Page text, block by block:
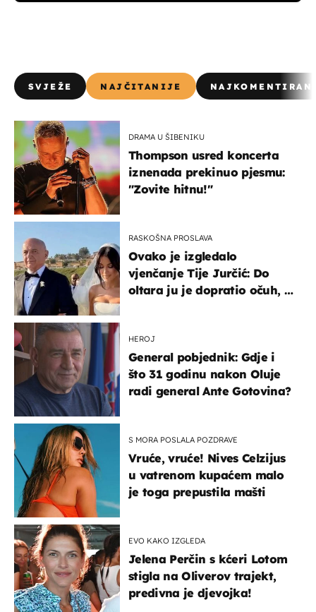
SVJEŽE NAJČITANIJE
DRAMA U ŠIBENIKU
Thompson usred koncerta
iznenada prekinuo pjesmu:
"Zovite hitnu!"
RASKOŠNA PROSLAVA
Ovako je izgledalo
vjenčanje Tije Jurčić: Do
oltara ju je dopratio očuh, a
HEROJ
General pobjednik: Gdje i
što 31 godinu nakon Oluje
radi general Ante Gotovina?
S MORA POSLALA POZDRAVE
Vruće, vruće! Nives Celzijus
u vatrenom kupaćem malo
je toga prepustila mašti
EVO KAKO IZGLEDA
Jelena Perčin s kćeri Lotom
stigla na Oliverov trajekt,
predivna je djevojka!